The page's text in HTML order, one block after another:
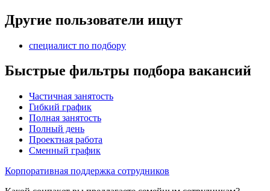
Другие пользователи ищут
специалист по подбору
Быстрые фильтры подбора вакансий
Частичная занятость
Гибкий график
Полная занятость
Полный день
Проектная работа
Сменный график
Корпоративная поддержка сотрудников